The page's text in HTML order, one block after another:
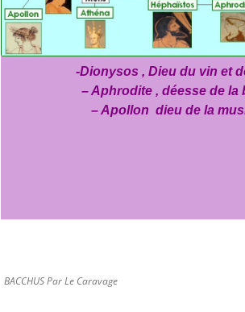
-Dionysos , Dieu du vin et
– Aphrodite , déesse de la
– Apollon dieu de la
BACCHUS Par Le Caravage